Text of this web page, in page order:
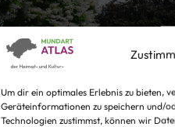
Um dir ein optimales Erlebnis zu bieten,
Geräteinformationen zu speichern und/
Technologien zustimmst, können wir